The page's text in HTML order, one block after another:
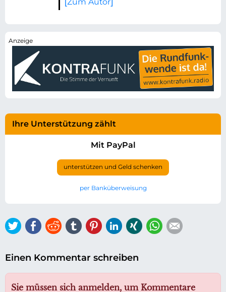
Ihre Unterstützung zählt
Mit PayPal
unterstützen und Geld schenken
per Banküberweisung
TwitterFacebook
ReddittumblrPinterestLinkedIn
Xing WhatsApp
Einen Kommentar schreiben
Sie müssen sich anmelden, um Kommentare